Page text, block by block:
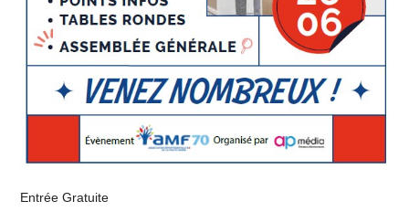
Entrée Gratuite